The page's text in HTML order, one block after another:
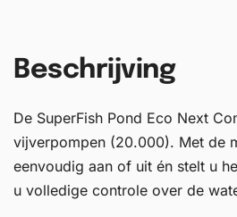
Beschrijving
De SuperFish Pond Eco Next
vijverpompen (20.000). Met de
eenvoudig aan of uit én stelt u
u volledige controle over de